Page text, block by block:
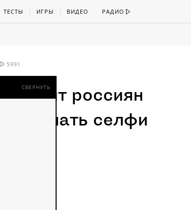
ТЕСТЫ ИГРЫ ВИДЕО РАДИО
СВЕРНУТЬ
5991
научит россиян
делать селфи